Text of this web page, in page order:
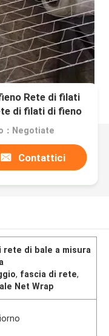
Rete di filati
di filati di fieno
di fieno Rete di
Rete di filati di
filati di fieno
di fieno Rete di
Rete di fieno
：Negotiate
Contattici
rete di bale a misura
, fascia di rete,
Net Wrap